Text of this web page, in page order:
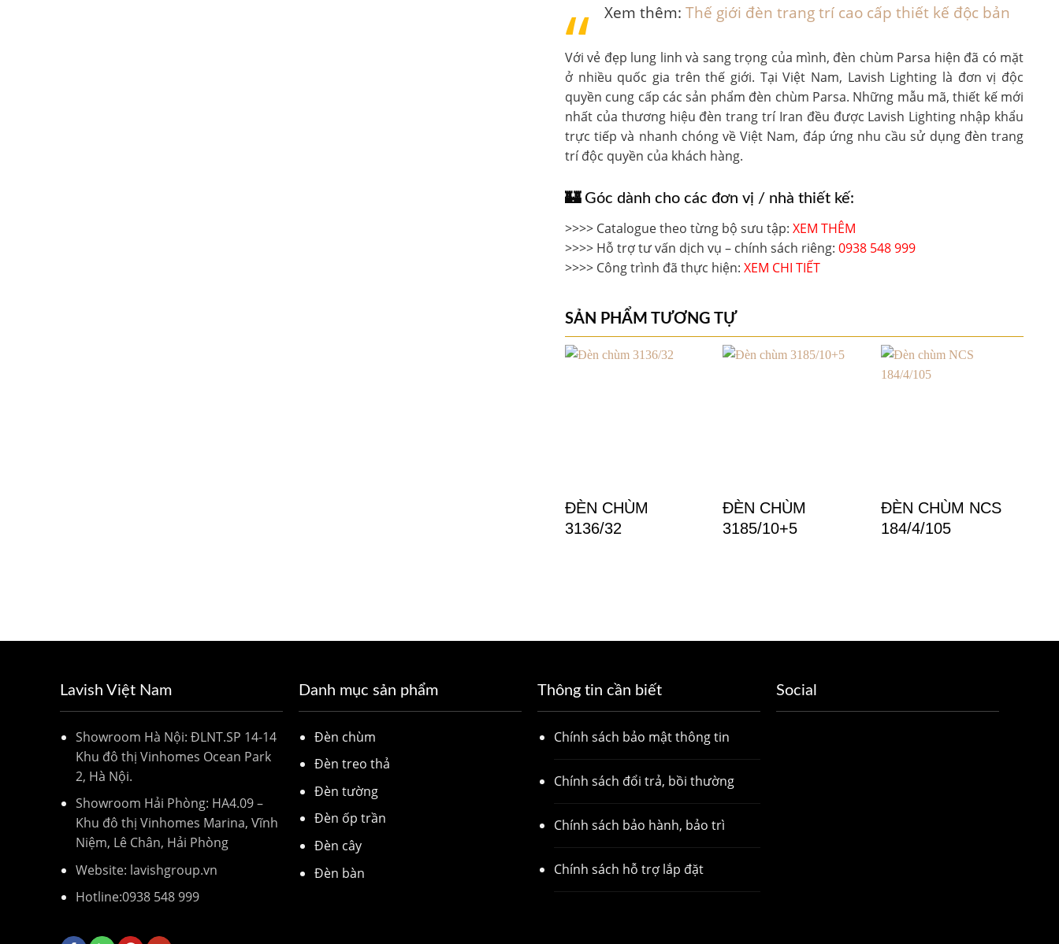
Xem thêm: Thế giới đèn trang trí cao cấp thiết kế độc bản
Với vẻ đẹp lung linh và sang trọng của mình, đèn chùm Parsa hiện đã có mặt
ở nhiều quốc gia trên thế giới. Tại Việt Nam, Lavish Lighting là đơn vị độc
quyền cung cấp các sản phẩm đèn chùm Parsa. Những mẫu mã, thiết kế mới
nhất của thương hiệu đèn trang trí Iran đều được Lavish Lighting nhập khẩu
trực tiếp và nhanh chóng về Việt Nam, đáp ứng nhu cầu sử dụng đèn trang
trí độc quyền của khách hàng.
🏰 Góc dành cho các đơn vị / nhà thiết kế:
>>>> Catalogue theo từng bộ sưu tập: XEM THÊM
>>>> Hỗ trợ tư vấn dịch vụ – chính sách riêng: 0938 548 999
>>>> Công trình đã thực hiện: XEM CHI TIẾT
SẢN PHẨM TƯƠNG TỰ
ĐÈN CHÙM
3136/32
ĐÈN CHÙM
3185/10+5
ĐÈN CHÙM NCS
184/4/105
Lavish Việt Nam
Showroom Hà Nội: ĐLNT.SP 14-14
Khu đô thị Vinhomes Ocean Park
2, Hà Nội.
Showroom Hải Phòng: HA4.09 –
Khu đô thị Vinhomes Marina, Vĩnh
Niệm, Lê Chân, Hải Phòng
Website: lavishgroup.vn
Hotline:0938 548 999
Danh mục sản phẩm
Đèn chùm
Đèn treo thả
Đèn tường
Đèn ốp trần
Đèn cây
Đèn bàn
Thông tin cần biết
Chính sách bảo mật thông tin
Chính sách đổi trả, bồi thường
Chính sách bảo hành, bảo trì
Chính sách hỗ trợ lắp đặt
Social